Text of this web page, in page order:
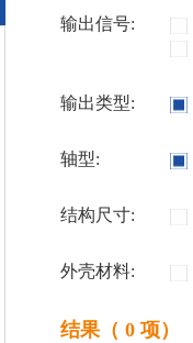
输出信号:
输出类型:
轴型:
结构尺寸:
外壳材料:
结果（ 0 项）